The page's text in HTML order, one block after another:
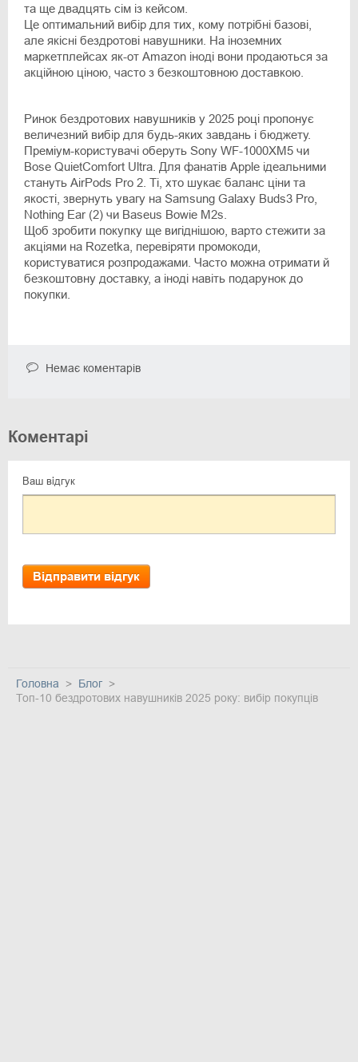
та ще двадцять сім із кейсом.
Це оптимальний вибір для тих, кому потрібні базові,
але якісні бездротові навушники. На іноземних
маркетплейсах як-от Amazon іноді вони продаються за
акційною ціною, часто з безкоштовною доставкою.
Ринок бездротових навушників у 2025 році пропонує
величезний вибір для будь-яких завдань і бюджету.
Преміум-користувачі оберуть Sony WF-1000XM5 чи
Bose QuietComfort Ultra. Для фанатів Apple ідеальними
стануть AirPods Pro 2. Ті, хто шукає баланс ціни та
якості, звернуть увагу на Samsung Galaxy Buds3 Pro,
Nothing Ear (2) чи Baseus Bowie M2s.
Щоб зробити покупку ще вигіднішою, варто стежити за
акціями на Rozetka, перевіряти промокоди,
користуватися розпродажами. Часто можна отримати й
безкоштовну доставку, а іноді навіть подарунок до
покупки.
Немає коментарів
Коментарі
Ваш відгук
Відправити відгук
Головна
Блог
Топ-10 бездротових навушників 2025 року: вибір покупців